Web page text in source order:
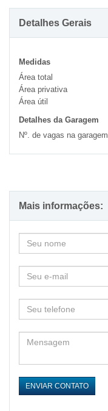
Detalhes Gerais
Medidas
Área total
Área privativa
Área útil
Detalhes da Garagem
Nº. de vagas na garagem
Mais informações:
ENVIAR CONTATO